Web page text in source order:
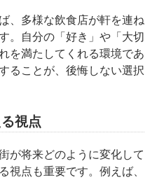
、多様な飲食店が軒を連ね
。自分の「好き」や「大切
を満たしてくれる環境であ
ることが、後悔しない選択
視点
が将来どのように変化して
視点も重要です。例えば、